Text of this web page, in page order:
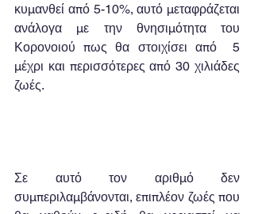
κυμανθεί από 5-10%, αυτό μεταφράζεται
ανάλογα με την θνησιμότητα του
Κορονοιού πως θα στοιχίσει από  5
μέχρι και περισσότερες από 30 χιλιάδες
ζωές.
Σε αυτό τον αριθμό δεν
συμπεριλαμβάνονται, επιπλέον ζωές που